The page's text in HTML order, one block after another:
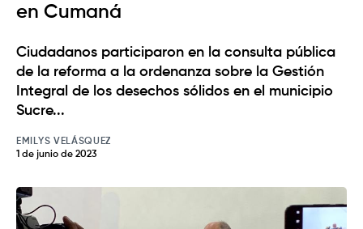
en Cumaná
Ciudadanos participaron en la consulta pública
de la reforma a la ordenanza sobre la Gestión
Integral de los desechos sólidos en el municipio
Sucre...
EMILYS VELÁSQUEZ
1 de junio de 2023